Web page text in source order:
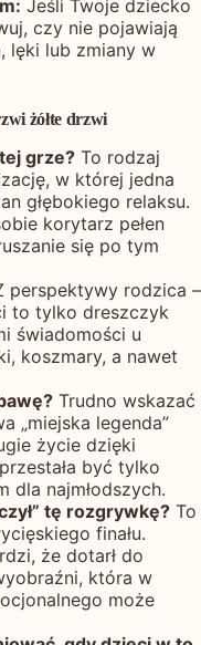
Jeśli Twoje dziecko
czy nie pojawiają
lęki lub zmiany w
żółte drzwi
grze? To rodzaj
w której jedna
głębokiego relaksu.
korytarz pełen
się po tym
perspektywy rodzica –
to tylko dreszczyk
świadomości u
koszmary, a nawet
Trudno wskazać
„miejska legenda”
życie dzięki
być tylko
dla najmłodszych.
tę rozgrywkę? To
finału.
że dotarł do
która w
może